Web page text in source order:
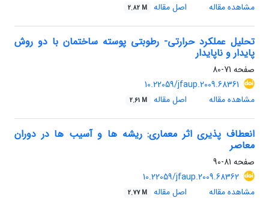
مشاهده مقاله
اصل مقاله 2.82 M
تحلیل عملکرد حرارتی- رطوبتی پوسته ساختمان با دو روش
پایدار و ناپایدار
صفحه 71-80
10.22059/jfaup.2009.68361
مشاهده مقاله
اصل مقاله 2.61 M
انعطاف پذیری اثر معماری: ریشه ها و آسیب ها در دوران
معاصر
صفحه 81-90
10.22059/jfaup.2009.68362
مشاهده مقاله
اصل مقاله 2.77 M